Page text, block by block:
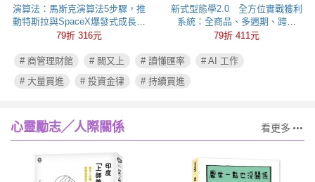
演算法：馬斯克演算法5步驟，推
動特斯拉與SpaceX爆發式成長的
祕密
79折 316元
新式型態學2.0 全方位實戰獲利
系統：全商品、多週期、跨市
場，多空皆贏的專屬攻略
79折 411元
# 商管理財館 # 闕又上 # 讀懂匯率
# AI 工作
# 大量買進
# 投資金律 # 持續買進
心靈勵志╱人際關係 看更多